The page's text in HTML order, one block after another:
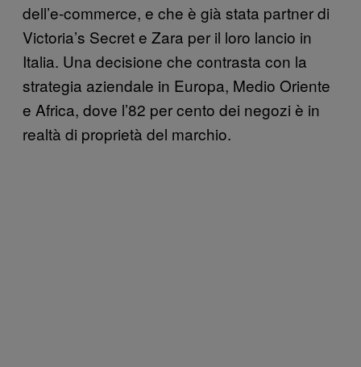
dell’e-commerce, e che è già stata partner di
Victoria’s Secret e Zara per il loro lancio in
Italia. Una decisione che contrasta con la
strategia aziendale in Europa, Medio Oriente
e Africa, dove l’82 per cento dei negozi è in
realtà di proprietà del marchio.